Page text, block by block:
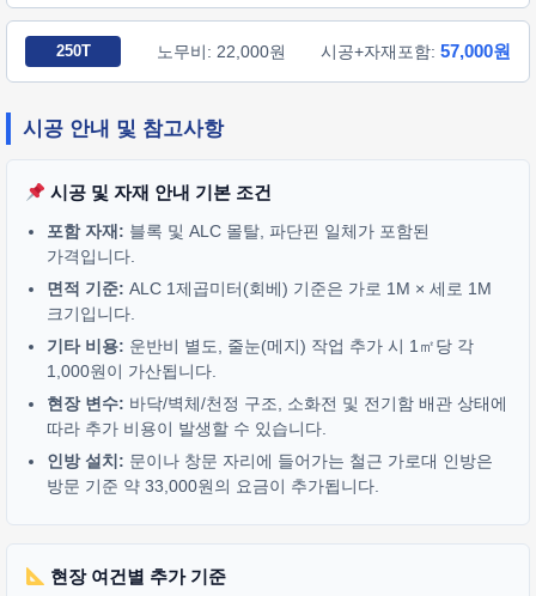
250T 노무비: 22,000원 시공+자재포함: 57,000원
시공 안내 및 참고사항
시공 및 자재 안내 기본 조건
포함 자재: 블록 및 ALC 몰탈, 파단핀 일체가 포함된
가격입니다.
면적 기준: ALC 1제곱미터(회베) 기준은 가로 1M × 세로 1M
크기입니다.
기타 비용: 운반비 별도, 줄눈(메지) 작업 추가 시 1㎡당 각
1,000원이 가산됩니다.
현장 변수: 바닥/벽체/천정 구조, 소화전 및 전기함 배관 상태에
따라 추가 비용이 발생할 수 있습니다.
인방 설치: 문이나 창문 자리에 들어가는 철근 가로대 인방은
방문 기준 약 33,000원의 요금이 추가됩니다.
현장 여건별 추가 기준